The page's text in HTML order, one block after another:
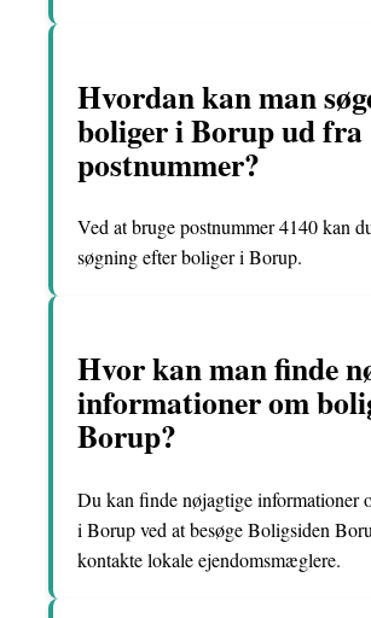
Hvordan kan man
boliger i Borup ud fra
postnummer?
Ved at bruge postnummer 4140 kan
søgning efter boliger i Borup.
Hvor kan man finde
informationer om
Borup?
Du kan finde nøjagtige informationer
i Borup ved at besøge Boligsiden
kontakte lokale ejendomsmæglere.